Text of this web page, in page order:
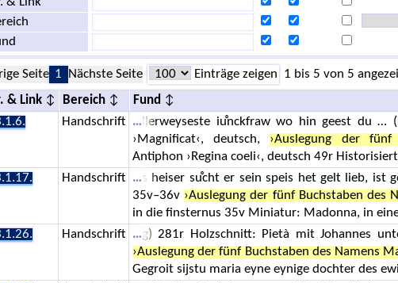
Seite 1 Nächste Seite Einträge zeigen 1 bis 5 von 5
& Link Bereich
Fund
Handschrift
llerweyseste iuͦnckfraw wo hin geest du …
›Magnificat‹, deutsch, ›Auslegung der fünf
Antiphon ›Regina coeli‹, deutsch 49r
Handschrift
s heiser suͦcht er sein speis het gelt lieb, ist
35v–36v ›Auslegung der fünf Buchstaben des
in die finsternus 35v Miniatur: Madonna, in
Handschrift
g) 281r Holzschnitt: Pietà mit Johannes
›Auslegung der fünf Buchstaben des Namens
Gegroit sijstu maria eyne eynige dochter des